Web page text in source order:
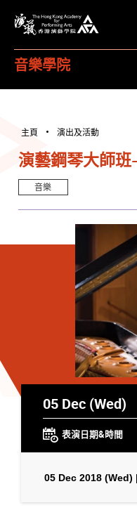
音樂學院
主頁 演出及活動
演藝鋼琴大師
音樂
05 Dec (Wed)
表演日期&時間
05 Dec 2018 (Wed)